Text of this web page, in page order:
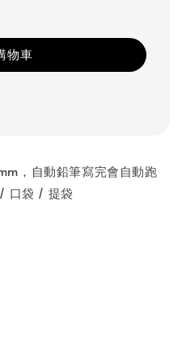
物車
，自動鉛筆寫完會自動跑
口袋 / 提袋